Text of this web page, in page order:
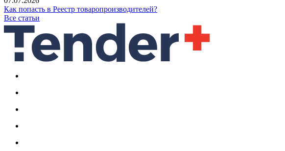
Как попасть в Реестр товаропроизводителей?
Все статьи